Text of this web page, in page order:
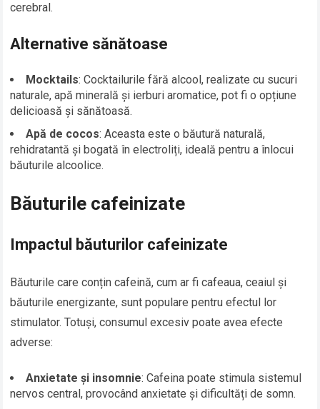
cerebral.
Alternative sănătoase
Mocktails: Cocktailurile fără alcool, realizate cu sucuri
naturale, apă minerală și ierburi aromatice, pot fi o opțiune
delicioasă și sănătoasă.
Apă de cocos: Aceasta este o băutură naturală,
rehidratantă și bogată în electroliți, ideală pentru a înlocui
băuturile alcoolice.
Băuturile cafeinizate
Impactul băuturilor cafeinizate
Băuturile care conțin cafeină, cum ar fi cafeaua, ceaiul și
băuturile energizante, sunt populare pentru efectul lor
stimulator. Totuși, consumul excesiv poate avea efecte
adverse:
Anxietate și insomnie: Cafeina poate stimula sistemul
nervos central, provocând anxietate și dificultăți de somn.